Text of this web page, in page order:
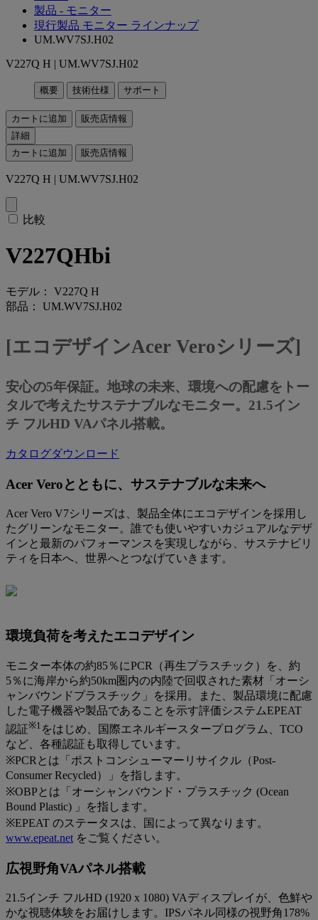
製品 - モニター
現行製品 モニター ラインナップ
UM.WV7SJ.H02
V227Q H | UM.WV7SJ.H02
概要 技術仕様 サポート
カートに追加
販売店情報
詳細
カートに追加
販売店情報
V227Q H | UM.WV7SJ.H02
比較
V227QHbi
モデル： V227Q H
部品： UM.WV7SJ.H02
[エコデザインAcer Veroシリーズ]
安心の5年保証。地球の未来、環境への配慮をトー
タルで考えたサステナブルなモニター。21.5イン
チ フルHD VAパネル搭載。
カタログダウンロード
Acer Veroとともに、サステナブルな未来へ
Acer Vero V7シリーズは、製品全体にエコデザインを採用し
たグリーンなモニター。誰でも使いやすいカジュアルなデザ
インと最新のパフォーマンスを実現しながら、サステナビリ
ティを日本へ、世界へとつなげていきます。
環境負荷を考えたエコデザイン
モニター本体の約85％にPCR（再生プラスチック）を、約
5％に海岸から約50km圏内の内陸で回収された素材「オーシ
ャンバウンドプラスチック」を採用。また、製品環境に配慮
した電子機器や製品であることを示す評価システムEPEAT
認証※1 をはじめ、国際エネルギースタープログラム、TCO
など、各種認証も取得しています。
※PCRとは「ポストコンシューマーリサイクル（Post-
Consumer Recycled）」を指します。
※OBPとは「オーシャンバウンド・プラスチック (Ocean
Bound Plastic) 」を指します。
※EPEAT のステータスは、国によって異なります。
www.epeat.net をご覧ください。
広視野角VAパネル搭載
21.5インチ フルHD (1920 x 1080) VAディスプレイが、色鮮や
かな視聴体験をお届けします。IPSパネル同様の視野角178%